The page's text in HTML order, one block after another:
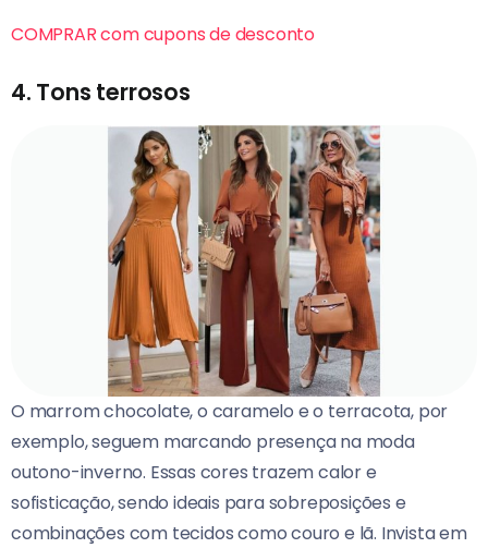
COMPRAR com cupons de desconto
4. Tons terrosos
O marrom chocolate, o caramelo e o terracota, por
exemplo, seguem marcando presença na moda
outono-inverno. Essas cores trazem calor e
sofisticação, sendo ideais para sobreposições e
combinações com tecidos como couro e lã. Invista em